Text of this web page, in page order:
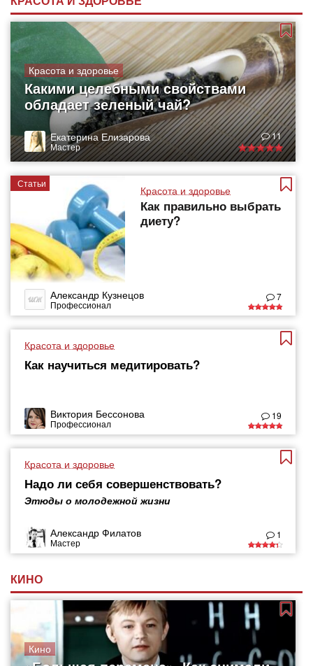
Красота и здоровье
Какими целебными свойствами
обладает зеленый чай?
Екатерина Елизарова
Мастер
11
Статьи
Красота и здоровье
Как правильно выбрать
диету?
Александр Кузнецов
Профессионал
7
Красота и здоровье
Как научиться медитировать?
Виктория Бессонова
Профессионал
19
Красота и здоровье
Надо ли себя совершенствовать?
Этюды о молодежной жизни
Александр Филатов
Мастер
1
КИНО
Кино